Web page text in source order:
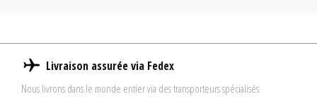
Livraison assurée via Fedex
Nous livrons dans le monde entier via des transporteurs spécialisés